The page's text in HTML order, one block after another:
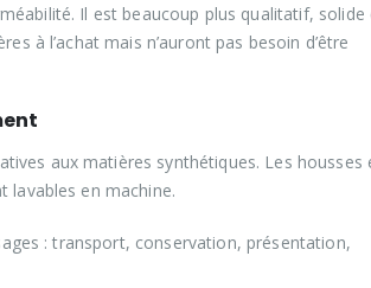
Il est beaucoup plus qualitatif, solide
à l’achat mais n’auront pas besoin d’être
aux matières synthétiques. Les housses
lavables en machine.
: transport, conservation, présentation,